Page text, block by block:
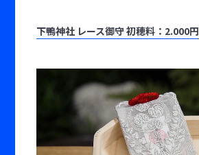
下鴨神社 レース御守 初穂料：2.000円